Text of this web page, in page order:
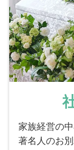
家族経営の
著名人のお